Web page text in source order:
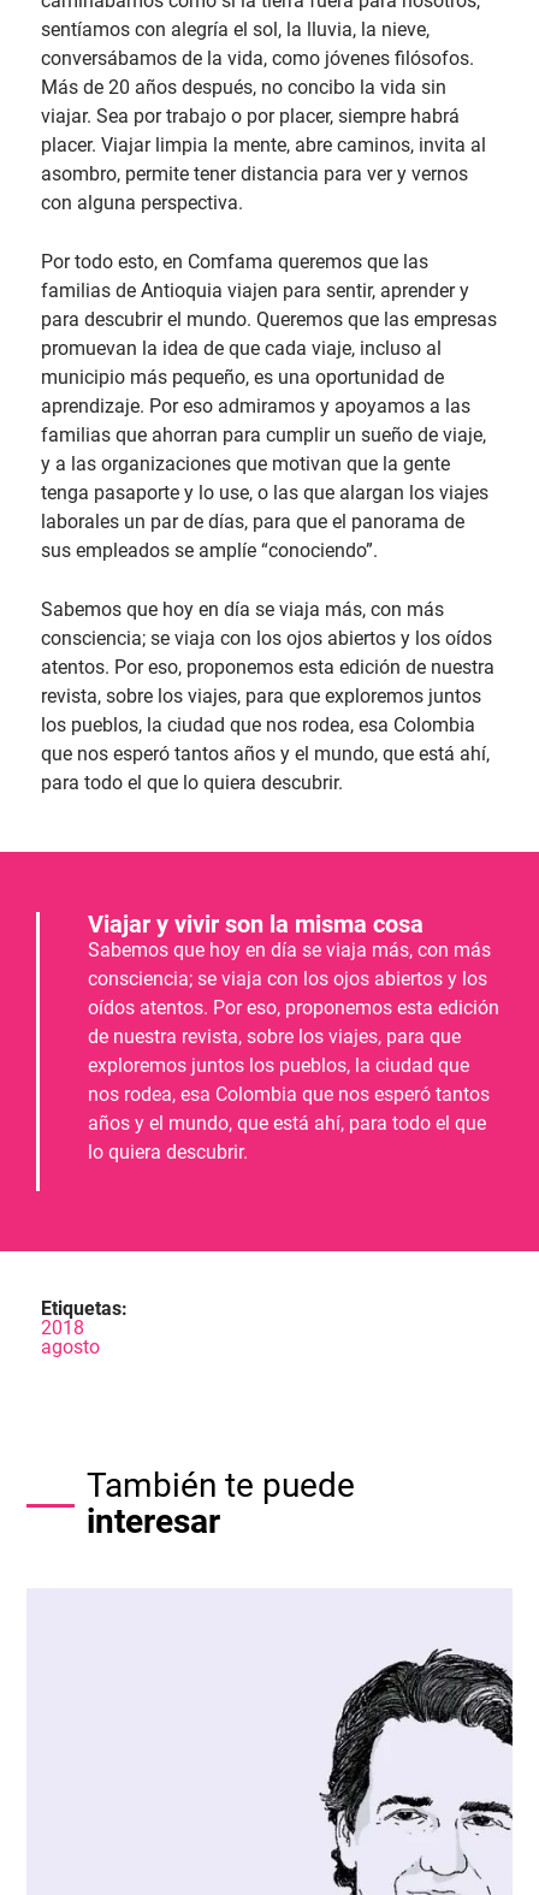
sentíamos con alegría el sol, la lluvia, la nieve,
conversábamos de la vida, como jóvenes filósofos.
Más de 20 años después, no concibo la vida sin
viajar. Sea por trabajo o por placer, siempre habrá
placer. Viajar limpia la mente, abre caminos, invita al
asombro, permite tener distancia para ver y vernos
con alguna perspectiva.
Por todo esto, en Comfama queremos que las
familias de Antioquia viajen para sentir, aprender y
para descubrir el mundo. Queremos que las empresas
promuevan la idea de que cada viaje, incluso al
municipio más pequeño, es una oportunidad de
aprendizaje. Por eso admiramos y apoyamos a las
familias que ahorran para cumplir un sueño de viaje,
y a las organizaciones que motivan que la gente
tenga pasaporte y lo use, o las que alargan los viajes
laborales un par de días, para que el panorama de
sus empleados se amplíe “conociendo”.
Sabemos que hoy en día se viaja más, con más
consciencia; se viaja con los ojos abiertos y los oídos
atentos. Por eso, proponemos esta edición de nuestra
revista, sobre los viajes, para que exploremos juntos
los pueblos, la ciudad que nos rodea, esa Colombia
que nos esperó tantos años y el mundo, que está ahí,
para todo el que lo quiera descubrir.
Viajar y vivir son la misma cosa
Sabemos que hoy en día se viaja más, con más
consciencia; se viaja con los ojos abiertos y los
oídos atentos. Por eso, proponemos esta edición
de nuestra revista, sobre los viajes, para que
exploremos juntos los pueblos, la ciudad que
nos rodea, esa Colombia que nos esperó tantos
años y el mundo, que está ahí, para todo el que
lo quiera descubrir.
Etiquetas:
2018
agosto
También te puede
interesar